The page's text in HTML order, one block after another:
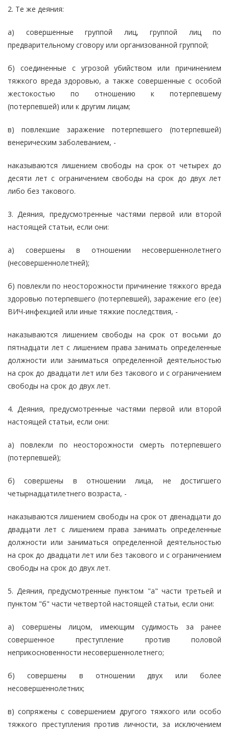
2. Те же деяния:
а) совершенные группой лиц, группой лиц по
предварительному сговору или организованной группой;
б) соединенные с угрозой убийством или причинением
тяжкого вреда здоровью, а также совершенные с особой
жестокостью по отношению к потерпевшему
(потерпевшей) или к другим лицам;
в) повлекшие заражение потерпевшего (потерпевшей)
венерическим заболеванием, -
наказываются лишением свободы на срок от четырех до
десяти лет с ограничением свободы на срок до двух лет
либо без такового.
3. Деяния, предусмотренные частями первой или второй
настоящей статьи, если они:
а) совершены в отношении несовершеннолетнего
(несовершеннолетней);
б) повлекли по неосторожности причинение тяжкого вреда
здоровью потерпевшего (потерпевшей), заражение его (ее)
ВИЧ-инфекцией или иные тяжкие последствия, -
наказываются лишением свободы на срок от восьми до
пятнадцати лет с лишением права занимать определенные
должности или заниматься определенной деятельностью
на срок до двадцати лет или без такового и с ограничением
свободы на срок до двух лет.
4. Деяния, предусмотренные частями первой или второй
настоящей статьи, если они:
а) повлекли по неосторожности смерть потерпевшего
(потерпевшей);
б) совершены в отношении лица, не достигшего
четырнадцатилетнего возраста, -
наказываются лишением свободы на срок от двенадцати до
двадцати лет с лишением права занимать определенные
должности или заниматься определенной деятельностью
на срок до двадцати лет или без такового и с ограничением
свободы на срок до двух лет.
5. Деяния, предусмотренные пунктом "а" части третьей и
пунктом "б" части четвертой настоящей статьи, если они:
а) совершены лицом, имеющим судимость за ранее
совершенное преступление против половой
неприкосновенности несовершеннолетнего;
б) совершены в отношении двух или более
несовершеннолетних;
в) сопряжены с совершением другого тяжкого или особо
тяжкого преступления против личности, за исключением